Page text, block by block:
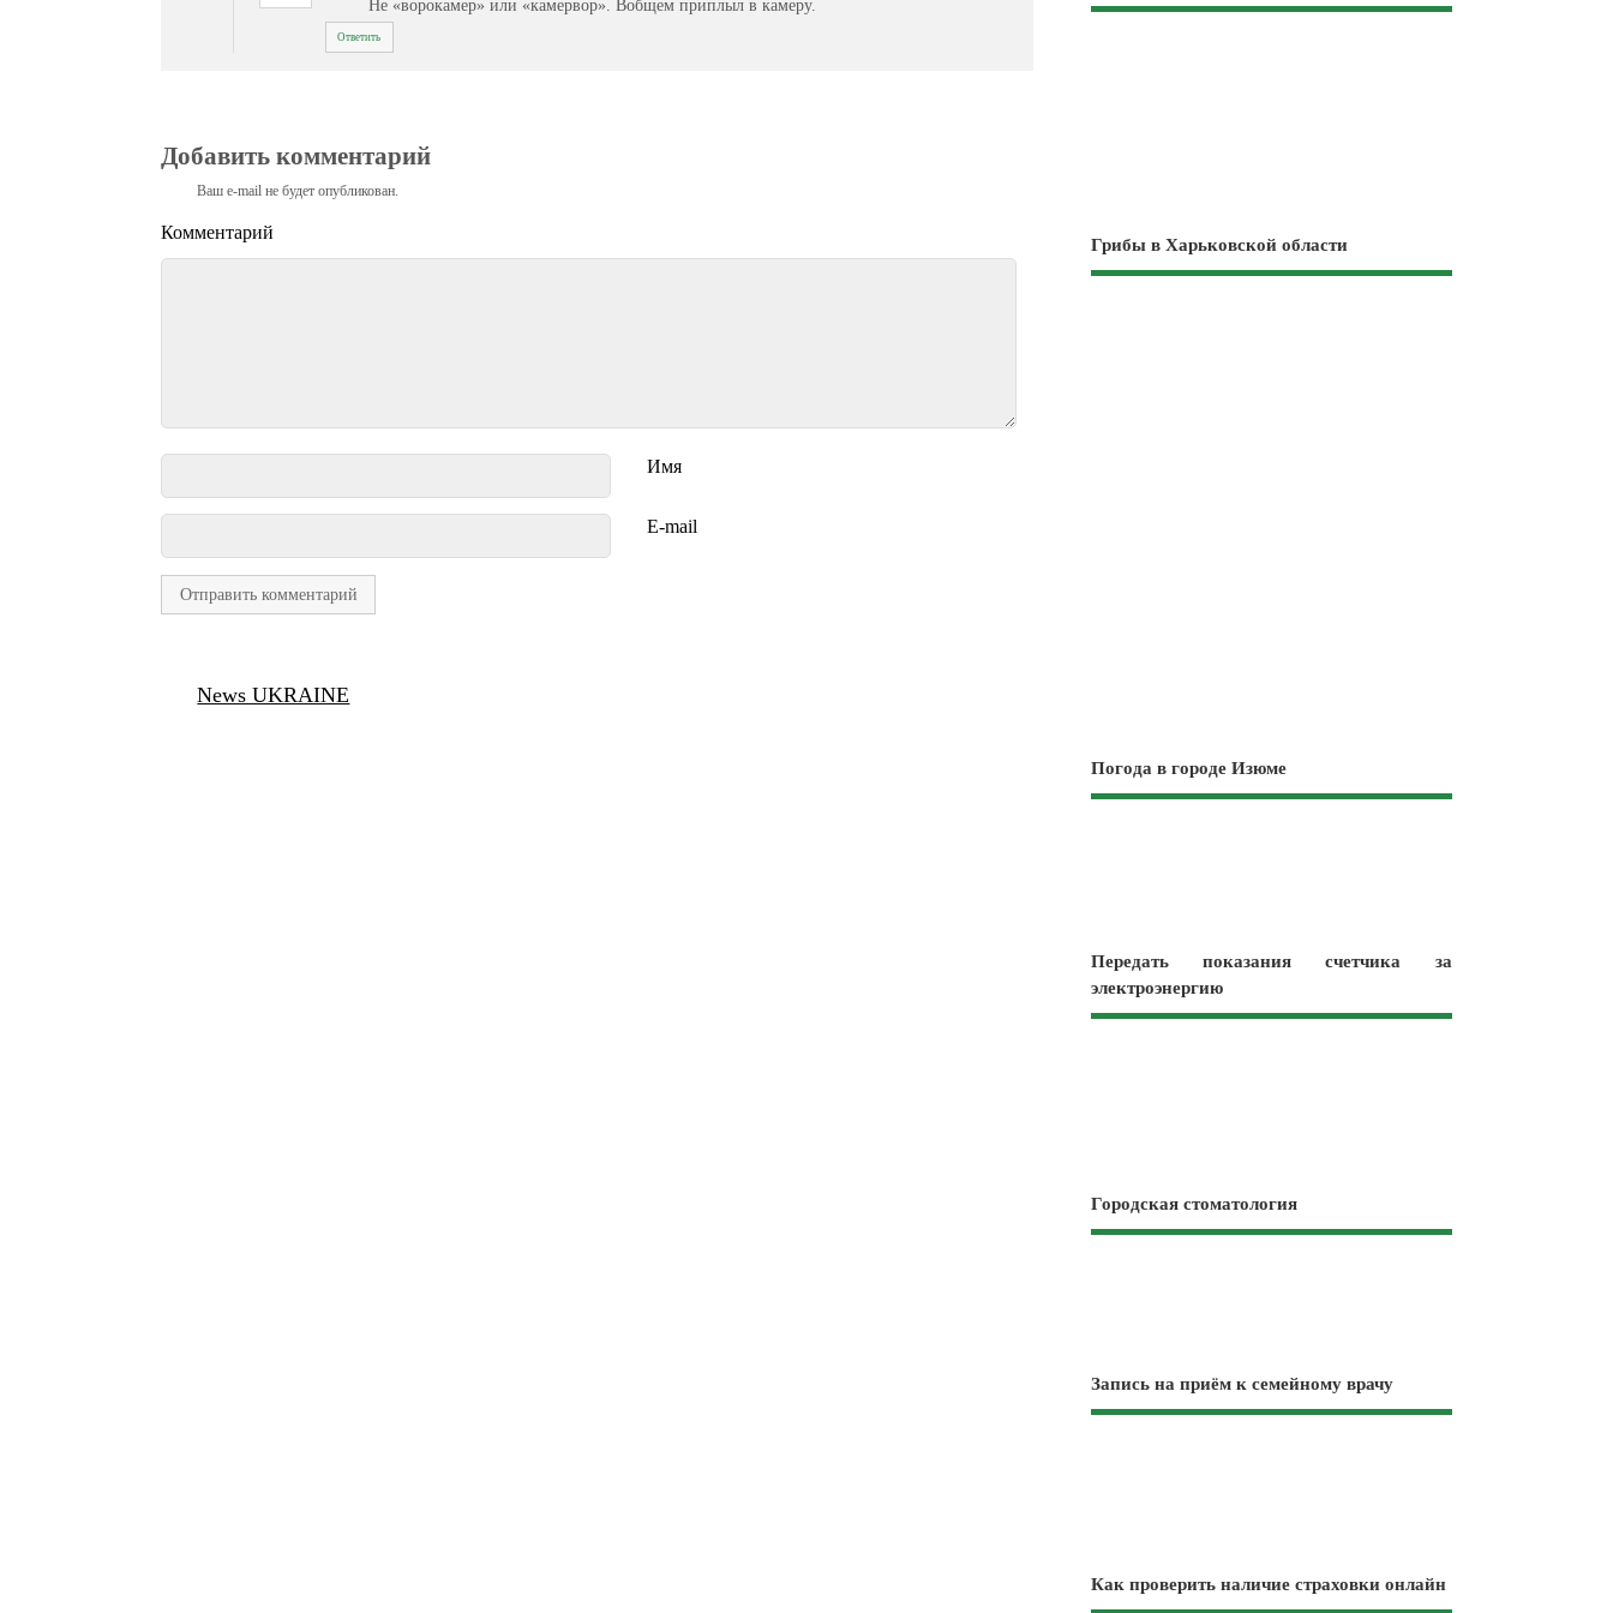
Не «ворокамер» или «камервор». Вобщем приплыл в камеру.
Ответить
Добавить комментарий
Ваш e-mail не будет опубликован.
Комментарий
Имя
E-mail
News UKRAINE
Грибы в Харьковской области
Погода в городе Изюме
Передать показания счетчика за
электроэнергию
Городская стоматология
Запись на приём к семейному врачу
Как проверить наличие страховки онлайн